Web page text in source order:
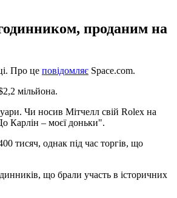
проданим на
Про це повідомляє Space.com.
мільйона.
Чи носив Мітчелл свій Rolex на
Карлін – моєї доньки".
тисяч, однак під час торгів, що
що брали участь в історичних